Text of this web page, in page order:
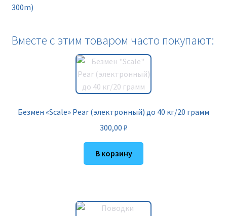
300m)
Вместе с этим товаром часто покупают:
Безмен «Scale» Pear (электронный) до 40 кг/20 грамм
300,00 ₽
В корзину